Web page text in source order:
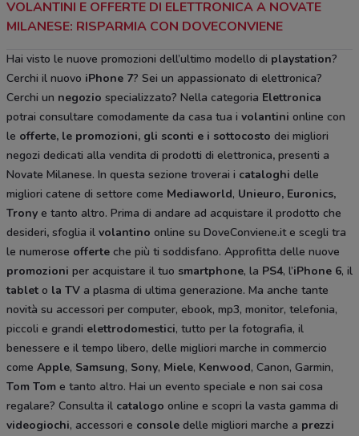
VOLANTINI E OFFERTE DI ELETTRONICA A NOVATE
MILANESE: RISPARMIA CON DOVECONVIENE
Hai visto le nuove promozioni dell’ultimo modello di playstation?
Cerchi il nuovo iPhone 7? Sei un appassionato di elettronica?
Cerchi un negozio specializzato? Nella categoria Elettronica
potrai consultare comodamente da casa tua i volantini online con
le offerte, le promozioni, gli sconti e i sottocosto dei migliori
negozi dedicati alla vendita di prodotti di elettronica, presenti a
Novate Milanese. In questa sezione troverai i cataloghi delle
migliori catene di settore come Mediaworld, Unieuro, Euronics,
Trony e tanto altro. Prima di andare ad acquistare il prodotto che
desideri, sfoglia il volantino online su DoveConviene.it e scegli tra
le numerose offerte che più ti soddisfano. Approfitta delle nuove
promozioni per acquistare il tuo smartphone, la PS4, l’iPhone 6, il
tablet o la TV a plasma di ultima generazione. Ma anche tante
novità su accessori per computer, ebook, mp3, monitor, telefonia,
piccoli e grandi elettrodomestici, tutto per la fotografia, il
benessere e il tempo libero, delle migliori marche in commercio
come Apple, Samsung, Sony, Miele, Kenwood, Canon, Garmin,
Tom Tom e tanto altro. Hai un evento speciale e non sai cosa
regalare? Consulta il catalogo online e scopri la vasta gamma di
videogiochi, accessori e console delle migliori marche a prezzi